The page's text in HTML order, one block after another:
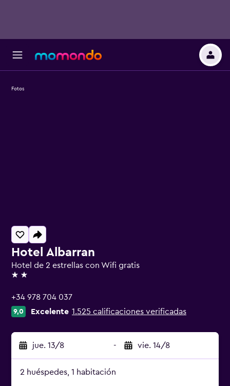
Hotel Albarran
Hotel de 2 estrellas con Wifi gratis
2 estrellas
+34 978 704 037
9,0 Excelente 1.525 calificaciones verificadas
jue. 13/8 - vie. 14/8
2 huéspedes, 1 habitación
Fotos